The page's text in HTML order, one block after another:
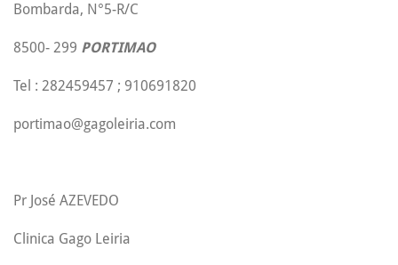
Bombarda, N°5-R/C
8500- 299 PORTIMAO
Tel : 282459457 ; 910691820
portimao@gagoleiria.com
Pr José AZEVEDO
Clinica Gago Leiria